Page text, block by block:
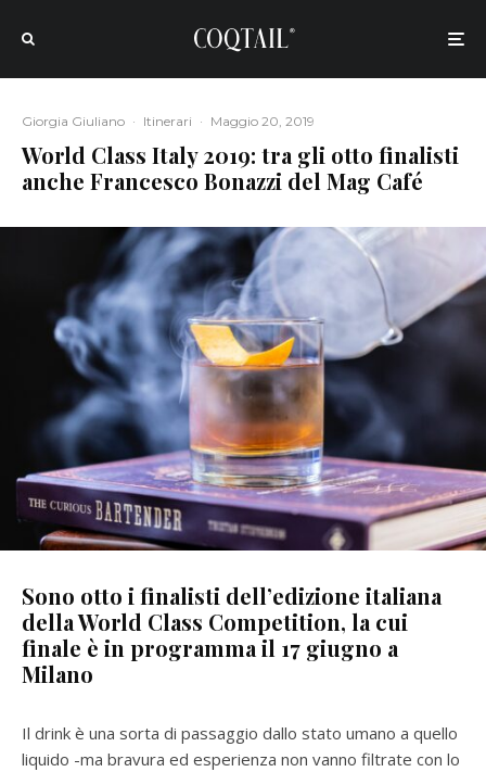
Giorgia Giuliano · Itinerari · Maggio 20, 2019
World Class Italy 2019: tra gli otto finalisti
anche Francesco Bonazzi del Mag Café
Sono otto i finalisti dell’edizione italiana
della World Class Competition, la cui
finale è in programma il 17 giugno a
Milano
Il drink è una sorta di passaggio dallo stato umano a quello
liquido -ma bravura ed esperienza non vanno filtrate con lo